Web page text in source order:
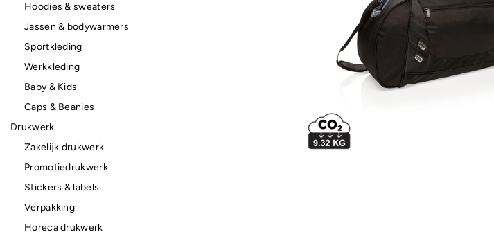
Hoodies & sweaters
Jassen & bodywarmers
Sportkleding
Werkkleding
Baby & Kids
Caps & Beanies
Drukwerk
Zakelijk drukwerk
Promotiedrukwerk
Stickers & labels
Verpakking
Horeca drukwerk